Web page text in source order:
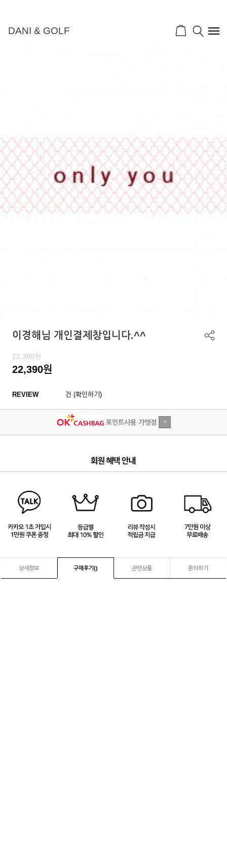
DANI & GOLF
이경해님 개인결제창입니다.^^
22,390원
22,390원
REVIEW 건 (확인하기)
포인트사용 가맹점 ?
상세정보 구매후기() 관련상품 문의하기